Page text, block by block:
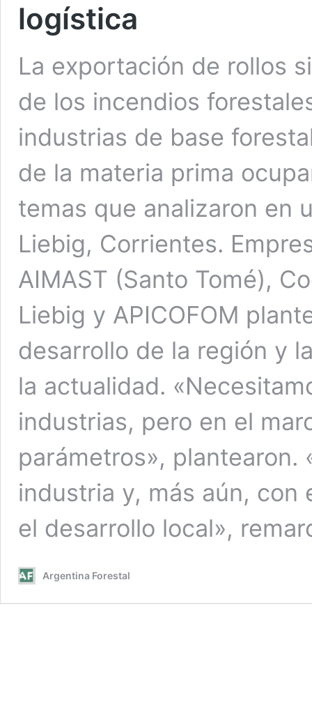
logística
La exportación de rollos
de los incendios
industrias de base
de la materia prima
temas que analizaron en
Liebig, Corrientes.
AIMAST (Santo Tomé),
Liebig y APICOFOM
desarrollo de la región y
la actualidad.
industrias, pero en el
parámetros», plantearon.
industria y, más aún, con
el desarrollo local»,
Argentina Forestal